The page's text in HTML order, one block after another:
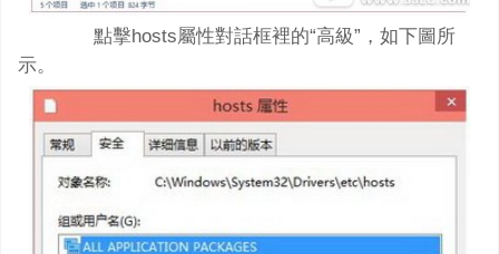
點擊hosts屬性對話框裡的“高級”，如下圖所
示。